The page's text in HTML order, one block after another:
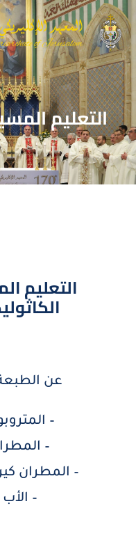
التعليم
التعليم
عن الطبعة
–
–
– المطران
–